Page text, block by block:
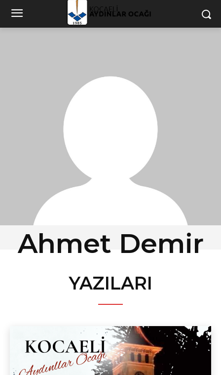
Ahmet Demir
YAZILARI